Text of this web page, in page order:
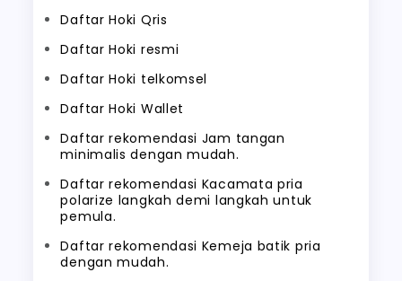
Daftar Hoki Qris
Daftar Hoki resmi
Daftar Hoki telkomsel
Daftar Hoki Wallet
Daftar rekomendasi Jam tangan
minimalis dengan mudah.
Daftar rekomendasi Kacamata pria
polarize langkah demi langkah untuk
pemula.
Daftar rekomendasi Kemeja batik pria
dengan mudah.